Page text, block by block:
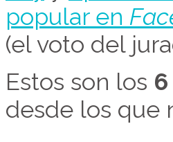
popular en
(el voto del
Estos son los
desde los que